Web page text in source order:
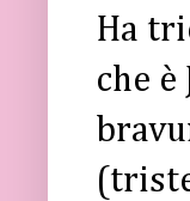
Ha
che